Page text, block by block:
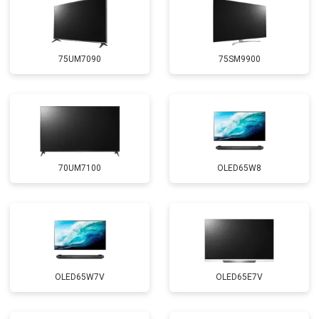
75UM7090 75SM9900
70UM7100 OLED65W8
OLED65W7V OLED65E7V